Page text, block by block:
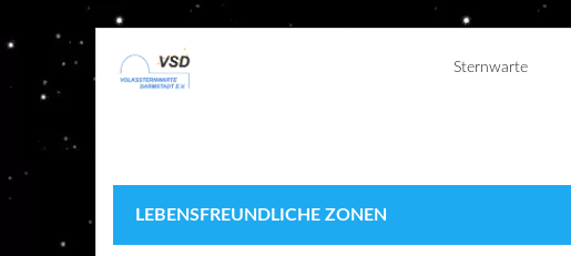
Sternwarte
LEBENSFREUNDLICHE ZONEN